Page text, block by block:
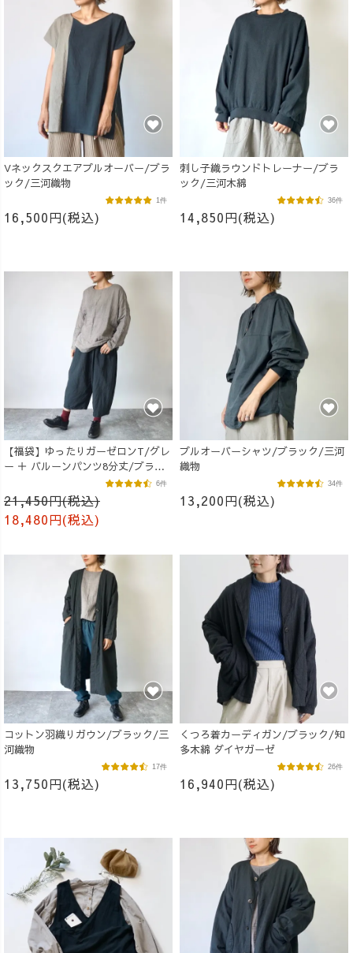
Vネックスクエアプルオーバー/ブラ
ック/三河織物
16,500円(税込)
1件
刺し子織ラウンドトレーナー/ブラ
ック/三河木綿
14,850円(税込)
36件
【福袋】ゆったりガーゼロンT/グレ
ー ＋ バルーンパンツ8分丈/ブラッ
21,450円(税込)
18,480円(税込)
6件
プルオーバーシャツ/ブラック/三河
織物
13,200円(税込)
34件
コットン羽織りガウン/ブラック/三
河織物
13,750円(税込)
17件
くつろ着カーディガン/ブラック/知
多木綿 ダイヤガーゼ
16,940円(税込)
26件